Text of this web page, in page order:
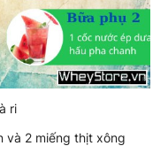
ri
và 2 miếng thịt xông